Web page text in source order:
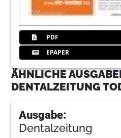
PDF
EPAPER
ÄHNLICHE
DENTALZEITUNG
Ausgabe:
Dentalzeitung